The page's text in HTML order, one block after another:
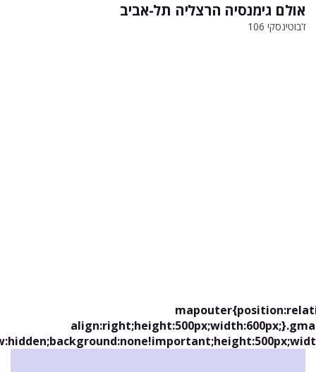
אולם גימנסיה הרצליה תל-אביב
ז'בוטינסקי 106